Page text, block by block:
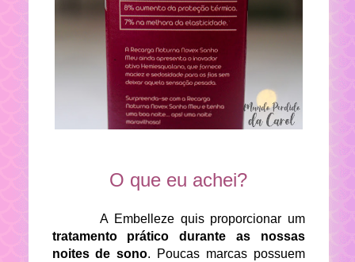
O que eu achei?
A Embelleze quis proporcionar um
tratamento prático durante as nossas
noites de sono. Poucas marcas possuem